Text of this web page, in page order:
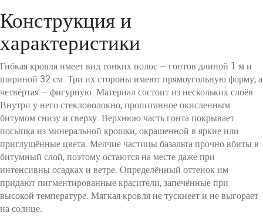
Конструкция и
характеристики
Гибкая кровля имеет вид тонких полос – гонтов длиной 1 м и
шириной 32 см. Три их стороны имеют прямоугольную форму, а
четвёртая – фигурную. Материал состоит из нескольких слоёв.
Внутри у него стекловолокно, пропитанное окисленным
битумом снизу и сверху. Верхнюю часть гонта покрывает
посыпка из минеральной крошки, окрашенной в яркие или
приглушённые цвета. Мелчие частицы базальта прочно вбиты в
битумный слой, поэтому остаются на месте даже при
интенсивны осадках и ветре. Определённый оттенок им
придают пигментированные красители, запечённые при
высокой температуре. Мягкая кровля не тускнеет и не выгорает
на солнце.